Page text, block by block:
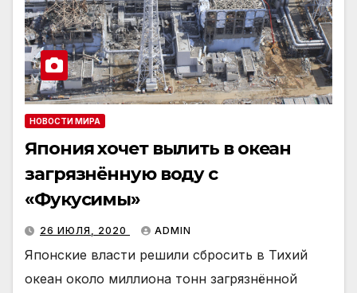
НОВОСТИ МИРА
Япония хочет вылить в океан
загрязнённую воду с
«Фукусимы»
26 ИЮЛЯ, 2020 ADMIN
Японские власти решили сбросить в Тихий
океан около миллиона тонн загрязнённой